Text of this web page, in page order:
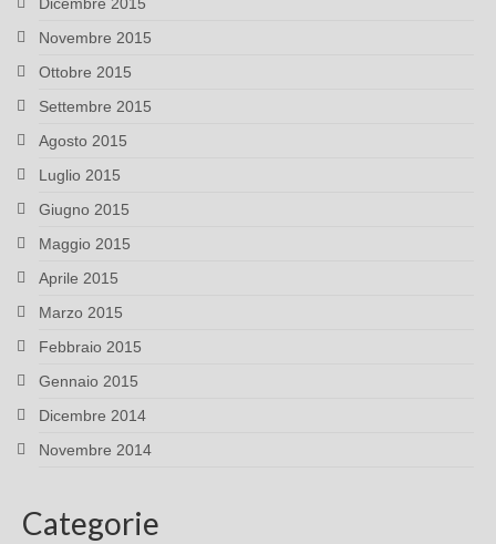
Novembre 2015
Ottobre 2015
Settembre 2015
Agosto 2015
Luglio 2015
Giugno 2015
Maggio 2015
Aprile 2015
Marzo 2015
Febbraio 2015
Gennaio 2015
Dicembre 2014
Novembre 2014
Categorie